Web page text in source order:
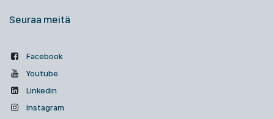
Seuraa meitä
Facebook
Youtube
Linkedin
Instagram